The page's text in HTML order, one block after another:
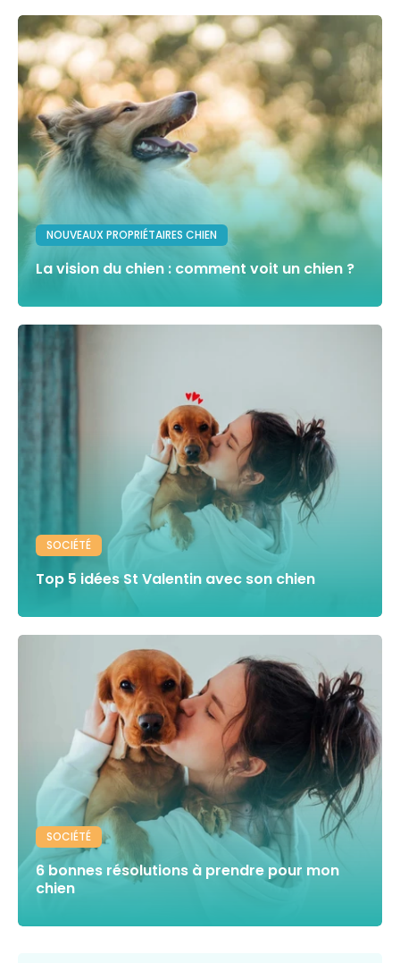
NOUVEAUX PROPRIÉTAIRES CHIEN
La vision du chien : comment voit un chien ?
SOCIÉTÉ
Top 5 idées St Valentin avec son chien
SOCIÉTÉ
6 bonnes résolutions à prendre pour mon
chien